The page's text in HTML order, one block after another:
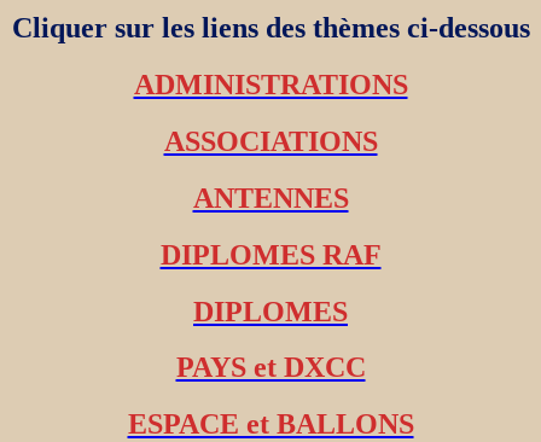
Cliquer sur les liens des thèmes ci-dessous
ADMINISTRATIONS
ASSOCIATIONS
ANTENNES
DIPLOMES RAF
DIPLOMES
PAYS et DXCC
ESPACE et BALLONS